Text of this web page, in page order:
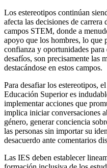
Los estereotipos continúan
afecta las decisiones de carrera
campos STEM, donde a
apoyo que los hombres, lo que
confianza y oportunidades para
desafíos, son precisamente las
destacándose en estos campos.
Para desafiar los estereotipos,
Educación Superior es
implementar acciones que
implica iniciar conversaciones
género, generar conciencia
las personas sin importar su
desacuerdo ante comentarios
Las IES deben establecer